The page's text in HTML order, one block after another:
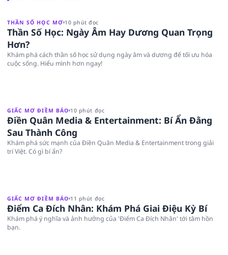
THẦN SỐ HỌC MƠ 10 phút đọc
Thần Số Học: Ngày Âm Hay Dương Quan Trọng
Hơn?
Khám phá cách thần số học sử dụng ngày âm và dương để tối ưu hóa
cuộc sống. Hiểu mình hơn ngay!
GIẤC MƠ ĐIỀM BÁO 10 phút đọc
Điền Quân Media & Entertainment: Bí Ẩn Đằng
Sau Thành Công
Khám phá sức mạnh của Điền Quân Media & Entertainment trong giải
trí Việt. Có gì bí ẩn?
GIẤC MƠ ĐIỀM BÁO 11 phút đọc
Điểm Ca Đích Nhân: Khám Phá Giai Điệu Kỳ Bí
Khám phá ý nghĩa và ảnh hưởng của 'Điểm Ca Đích Nhân' tới tâm hồn
bạn.